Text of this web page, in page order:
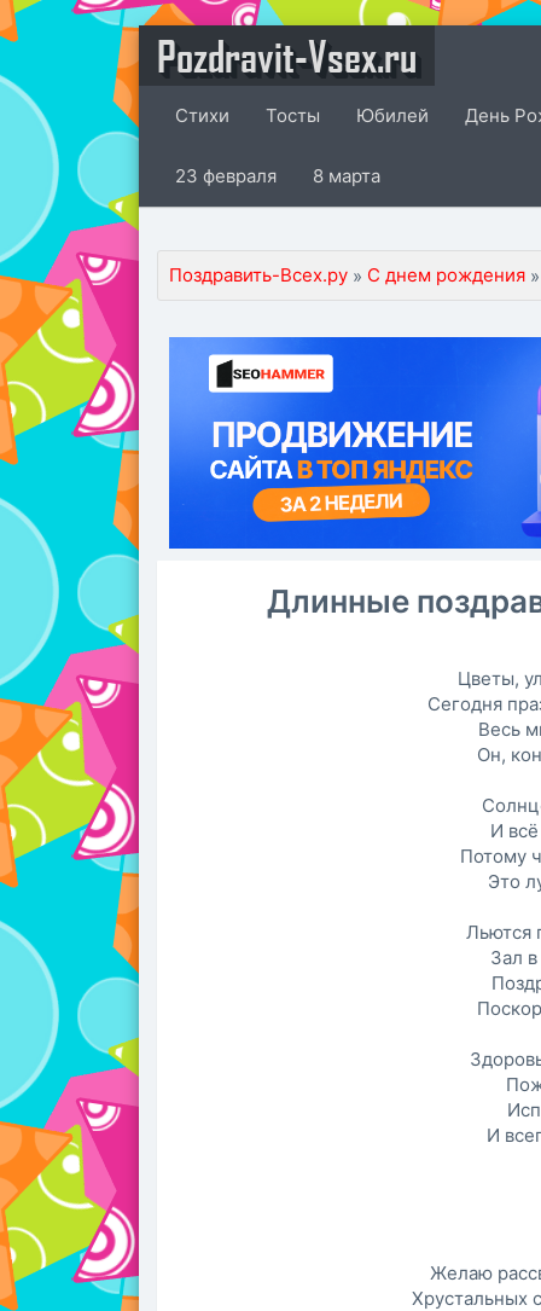
Pozdravit-Vsex.ru
Стихи Тосты Юбилей День
23 февраля 8 марта
Поздравить-Всех.ру » С днем рождения
Длинные
Цветы,
Сегодня
Весь
Он,
И
Потому
Это
Льются
Зал
И
Желаю
Хрустальных